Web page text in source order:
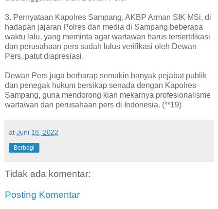
3. Pernyataan Kapolres Sampang, AKBP Arman SIK MSi, di
hadapan jajaran Polres dan media di Sampang beberapa
waktu lalu, yang meminta agar wartawan harus tersertifikasi
dan perusahaan pers sudah lulus verifikasi oleh Dewan
Pers, patut diapresiasi.
Dewan Pers juga berharap semakin banyak pejabat publik
dan penegak hukum bersikap senada dengan Kapolres
Sampang, guna mendorong kian mekarnya profesionalisme
wartawan dan perusahaan pers di Indonesia. (**19)
at Juni 18, 2022
Berbagi
Tidak ada komentar:
Posting Komentar